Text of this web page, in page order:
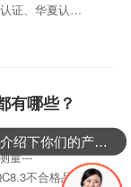
证、华夏认
选择不知名的认
有哪些？
量---
不合格品控
可以介绍下你们的产品么？